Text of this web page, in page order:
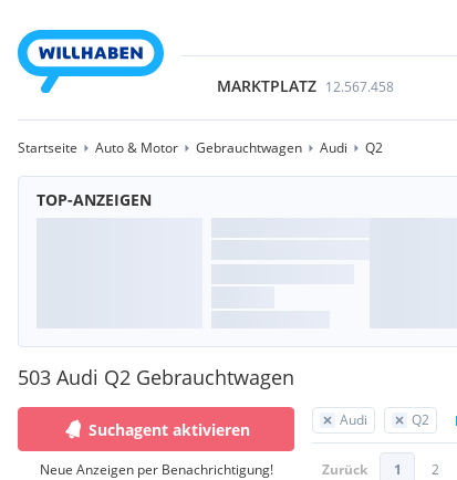
MARKTPLATZ 12.567.458
Startseite Auto & Motor Gebrauchtwagen Audi Q2
TOP-ANZEIGEN
503 Audi Q2 Gebrauchtwagen
Audi Q2
Zurück 1 2
Suchagent aktivieren
Neue Anzeigen per Benachrichtigung!